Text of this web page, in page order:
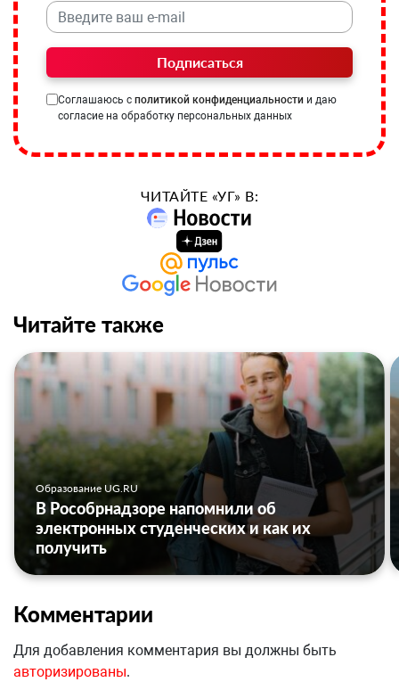
Подписаться
Соглашаюсь с политикой конфиденциальности и даю
согласие на обработку персональных данных
ЧИТАЙТЕ «УГ» В:
Читайте также
Образование UG.RU
В Рособрнадзоре напомнили об
электронных студенческих и как их
получить
Комментарии
Для добавления комментария вы должны быть
авторизированы.